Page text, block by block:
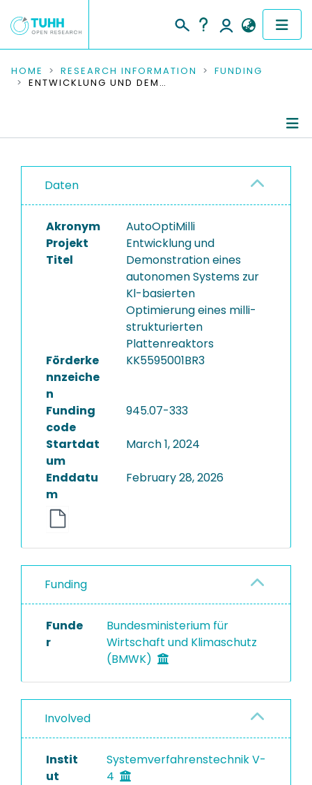
COMMUNITIES & COLLECTIONS
RESEARCH DATA
PEOPLE
INSTITUTIONS
PROJECTS
HOME RESEARCH INFORMATION
FUNDING
ENTWICKLUNG UND DEMONSTRATION EINES AUTONOMEN SYSTEMS ZUR KL-BASIERTEN OPTIMIERUNG EINES MILLI-STRUKTURIERTEN PLATTENREAKTORS
Daten
Akronym
AutoOptiMilli
Projekt
Titel
Entwicklung und
Demonstration eines
autonomen Systems zur
Kl-basierten
Optimierung eines milli-
strukturierten
Plattenreaktors
Förderke
nnzeiche
n
KK5595001BR3
Funding
code
945.07-333
Startdat
um
March 1, 2024
Enddatu
m
February 28, 2026
Funding
Funde
r
Bundesministerium für
Wirtschaft und Klimaschutz
(BMWK)
Involved
Instit
ut
Systemverfahrenstechnik V-
4